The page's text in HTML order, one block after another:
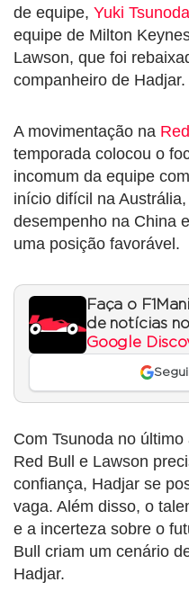
de equipe, Yuki Tsunoda
equipe de Milton
Lawson, que foi
companheiro de Hadjar.
A movimentação na
temporada colocou o
incomum da equipe
início difícil na
desempenho na China
uma posição favorável.
Faça o
de notícias
Google
Com Tsunoda no
Red Bull e Lawson
confiança, Hadjar se
vaga. Além disso, o
e a incerteza sobre o
Bull criam um cenário
Hadjar.